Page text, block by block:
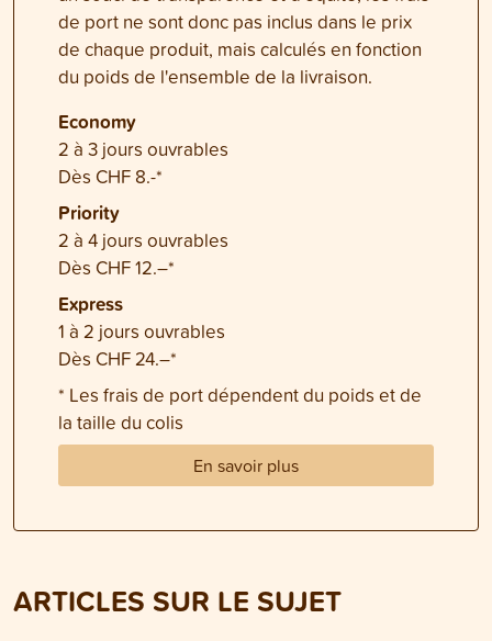
de port ne sont donc pas inclus dans le prix
de chaque produit, mais calculés en fonction
du poids de l'ensemble de la livraison.
Economy
2 à 3 jours ouvrables
Dès CHF 8.-*
Priority
2 à 4 jours ouvrables
Dès CHF 12.–*
Express
1 à 2 jours ouvrables
Dès CHF 24.–*
* Les frais de port dépendent du poids et de
la taille du colis
En savoir plus
ARTICLES SUR LE SUJET